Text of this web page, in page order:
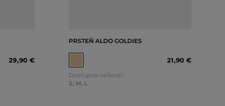
29,90 €
PRSTEŇ ALDO GOLDIES
21,90 €
Dostupné veľkosti:
S, M, L